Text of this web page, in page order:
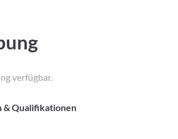
verfügbar.
Qualifikationen